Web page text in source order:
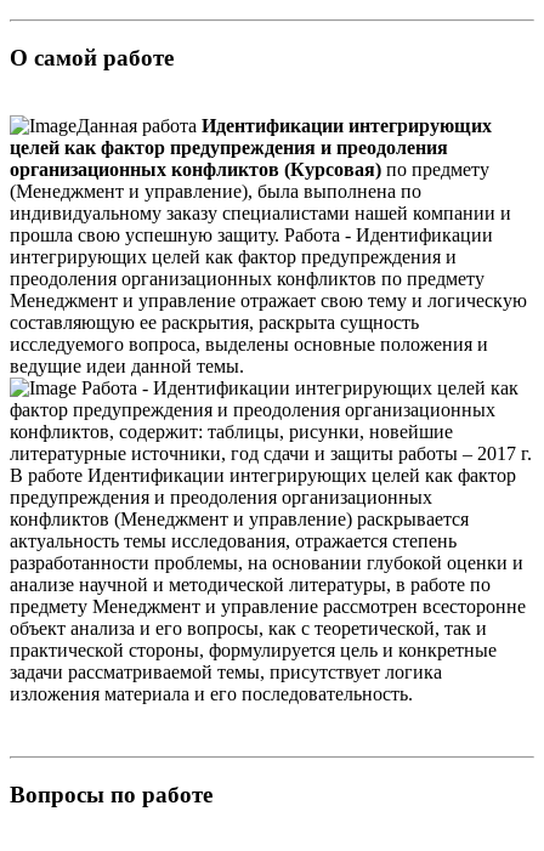
О самой работе
Данная работа Идентификации интегрирующих
целей как фактор предупреждения и преодоления
организационных конфликтов (Курсовая) по предмету
(Менеджмент и управление), была выполнена по
индивидуальному заказу специалистами нашей компании и
прошла свою успешную защиту. Работа - Идентификации
интегрирующих целей как фактор предупреждения и
преодоления организационных конфликтов по предмету
Менеджмент и управление отражает свою тему и логическую
составляющую ее раскрытия, раскрыта сущность
исследуемого вопроса, выделены основные положения и
ведущие идеи данной темы.
Работа - Идентификации интегрирующих целей как
фактор предупреждения и преодоления организационных
конфликтов, содержит: таблицы, рисунки, новейшие
литературные источники, год сдачи и защиты работы – 2017 г.
В работе Идентификации интегрирующих целей как фактор
предупреждения и преодоления организационных
конфликтов (Менеджмент и управление) раскрывается
актуальность темы исследования, отражается степень
разработанности проблемы, на основании глубокой оценки и
анализе научной и методической литературы, в работе по
предмету Менеджмент и управление рассмотрен всесторонне
объект анализа и его вопросы, как с теоретической, так и
практической стороны, формулируется цель и конкретные
задачи рассматриваемой темы, присутствует логика
изложения материала и его последовательность.
Вопросы по работе